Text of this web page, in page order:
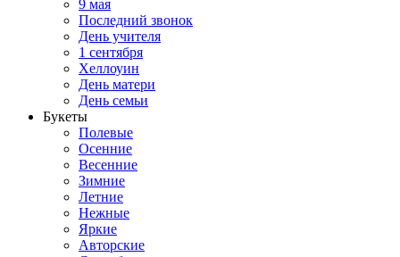
9 мая
Последний звонок
День учителя
1 сентября
Хеллоуин
День матери
День семьи
Букеты
Полевые
Осенние
Весенние
Зимние
Летние
Нежные
Яркие
Авторские